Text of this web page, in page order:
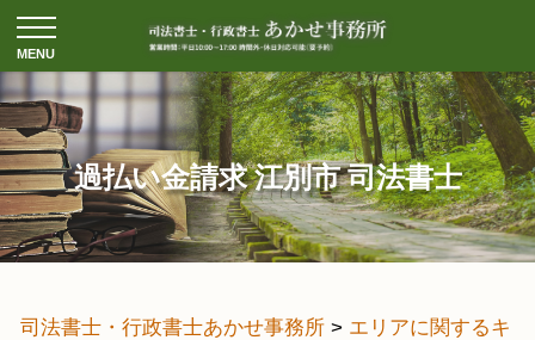
過払い金請求 江別市 司法書士
司法書士・行政書士あかせ事務所 > エリアに関するキ